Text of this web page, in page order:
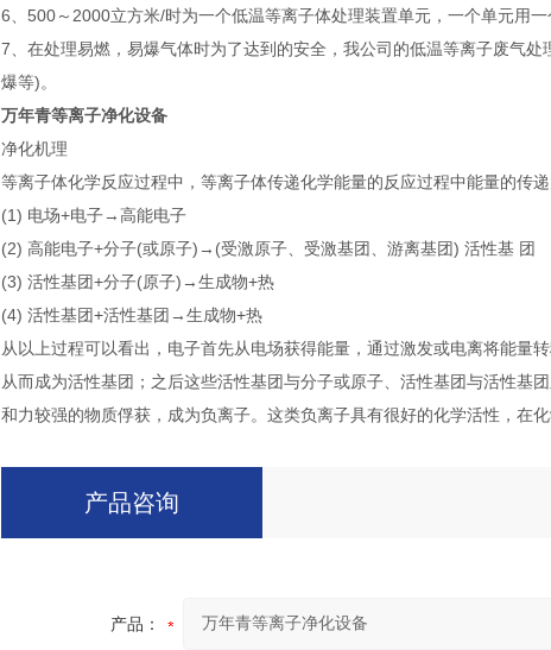
6、500～2000立方米/时为一个低温等离子体处理装置单元，一个单元用一
7、在处理易燃，易爆气体时为了达到的安全，我公司的低温等离子废气
爆等)。
万年青等离子净化设备
净化机理
等离子体化学反应过程中，等离子体传递化学能量的反应过程中能量的传递
(1) 电场+电子→高能电子
(2) 高能电子+分子(或原子)→(受激原子、受激基团、游离基团) 活性基 团
(3) 活性基团+分子(原子)→生成物+热
(4) 活性基团+活性基团→生成物+热
从以上过程可以看出，电子首先从电场获得能量，通过激发或电离将能量
从而成为活性基团；之后这些活性基团与分子或原子、活性基团与活性基
和力较强的物质俘获，成为负离子。这类负离子具有很好的化学活性，在化
产品咨询
产品：